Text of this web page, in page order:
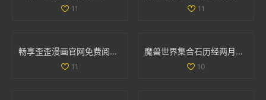
11 11
畅享歪歪漫画官网免费阅读的入口与使用指南
11
魔兽世界集合石历经两月努力 小探成功开启十门全功能
10